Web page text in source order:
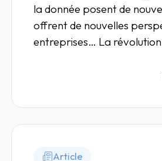
la donnée posent de
offrent de nouvelles
entreprises… La
organisation data driven.
Article